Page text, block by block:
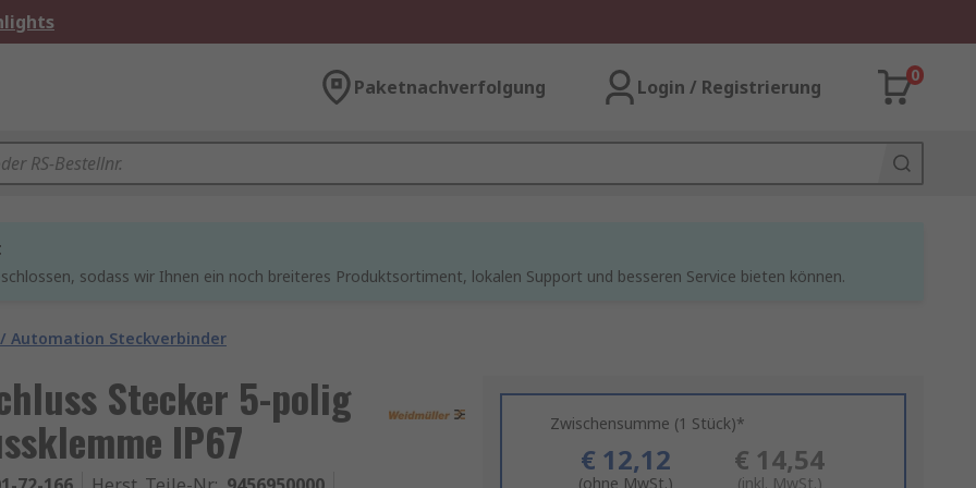
Paketnachverfolgung Login / Registrierung
0
sodass wir Ihnen ein noch breiteres Produktsortiment, lokalen Support und besseren Service bieten können.
Automation Steckverbinder
Stecker 5-polig
IP67 Zwischensumme (1 Stück)*
€ 12,12
(ohne MwSt.)
€ 14,54
(inkl. MwSt.)